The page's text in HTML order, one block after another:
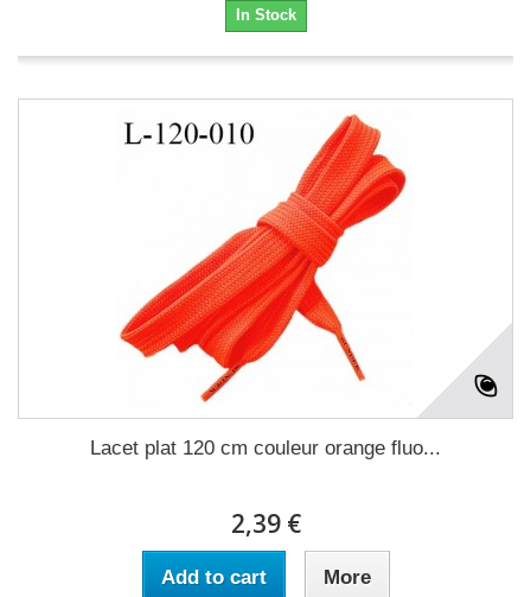
In Stock
Lacet plat 120 cm couleur orange fluo...
2,39 €
Add to cart More